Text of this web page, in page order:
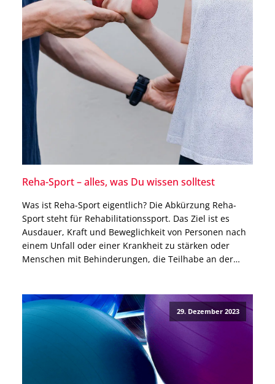
Reha-Sport – alles, was Du wissen solltest
Was ist Reha-Sport eigentlich? Die Abkürzung Reha-
Sport steht für Rehabilitationssport. Das Ziel ist es
Ausdauer, Kraft und Beweglichkeit von Personen nach
einem Unfall oder einer Krankheit zu stärken oder
Menschen mit Behinderungen, die Teilhabe an der
Reha-Sport Übungen werden in der Regel […]
29. Dezember 2023